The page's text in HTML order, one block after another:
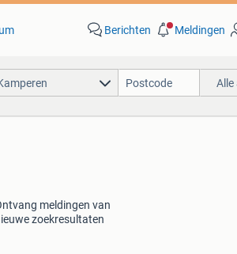
Berichten Meldingen
meldingen van
zoekresultaten